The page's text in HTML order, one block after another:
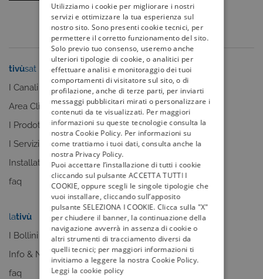
tivùsat
I Canali
Area Clienti
I Prodotti
I Servizi
Installatori
faq
tivùla guida
I programmi
I canali
La Guida +
faq
lativù
I Bollini
Info & News
faq
mytivù
Utilizziamo i cookie per migliorare i nostri
servizi e ottimizzare la tua esperienza sul
nostro sito. Sono presenti cookie tecnici, per
permettere il corretto funzionamento del sito.
Solo previo tuo consenso, useremo anche
ulteriori tipologie di cookie, o analitici per
effettuare analisi e monitoraggio dei tuoi
comportamenti di visitatore sul sito, o di
profilazione, anche di terze parti, per inviarti
messaggi pubblicitari mirati o personalizzare i
contenuti da te visualizzati. Per maggiori
informazioni su queste tecnologie consulta la
nostra Cookie Policy. Per informazioni su
come trattiamo i tuoi dati, consulta anche la
nostra Privacy Policy.
Puoi accettare l’installazione di tutti i cookie
cliccando sul pulsante ACCETTA TUTTI I
COOKIE, oppure scegli le singole tipologie che
vuoi installare, cliccando sull’apposito
pulsante SELEZIONA I COOKIE. Clicca sulla "X"
per chiudere il banner, la continuazione della
navigazione avverrà in assenza di cookie o
altri strumenti di tracciamento diversi da
quelli tecnici; per maggiori informazioni ti
invitiamo a leggere la nostra Cookie Policy.
Leggi la cookie policy